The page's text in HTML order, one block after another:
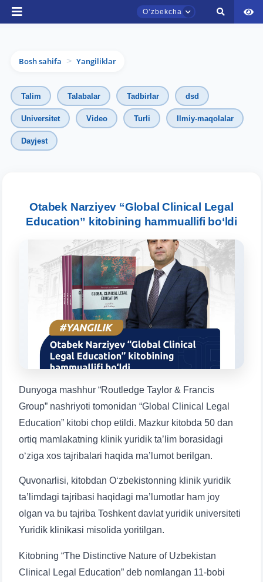
Oʼzbekcha
Bosh sahifa > Yangiliklar
Talim Talabalar Tadbirlar dsd
Universitet Video Turli Ilmiy-maqolalar
Dayjest
Otabek Narziyev “Global Clinical Legal
Education” kitobining hammuallifi bo‘ldi
Dunyoga mashhur “Routledge Taylor & Francis
Group” nashriyoti tomonidan “Global Clinical Legal
Education” kitobi chop etildi. Mazkur kitobda 50 dan
ortiq mamlakatning klinik yuridik ta’lim borasidagi
o‘ziga xos tajribalari haqida ma’lumot berilgan.
Quvonarlisi, kitobdan O‘zbekistonning klinik yuridik
ta’limdagi tajribasi haqidagi ma’lumotlar ham joy
olgan va bu tajriba Toshkent davlat yuridik universiteti
Yuridik klinikasi misolida yoritilgan.
Kitobning “The Distinctive Nature of Uzbekistan
Clinical Legal Education” deb nomlangan 11-bobi
TDYU qabul murojaatlari chati
chatiga xush kelibsiz.
chatda qoldiring.
Mavzuni tanlang — keyin shu mavzudagi aniq
savollar chiqadi:
1. Hujjatlar (bakalavr) (5) 2. Hujjatlar (magistr) (4)
3. Suhbat (bakalavr) (8) 4. Suhbat (magistr) (5)
5. To'lov-kontrakt (2)
7. Call-center (4) 8. Bakalavriat kvotasi (3)
9. Magistratura kvotasi (4) ✉️ Adminga yozish